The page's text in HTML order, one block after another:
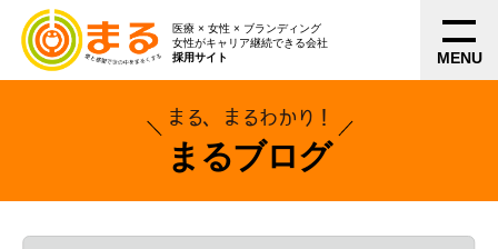
医療 × 女性 × ブランディング
女性がキャリア継続できる会社
採用サイト
MENU
まる、まるわかり！
まるブログ